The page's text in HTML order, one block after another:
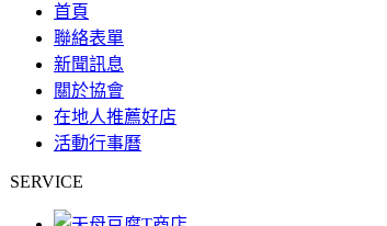
首頁
聯絡表單
新聞訊息
關於協會
在地人推薦好店
活動行事曆
SERVICE